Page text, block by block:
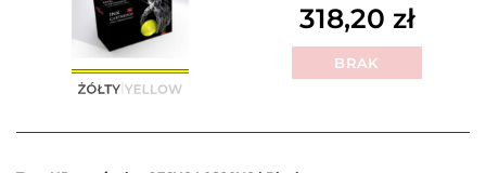
318,20 zł
BRAK